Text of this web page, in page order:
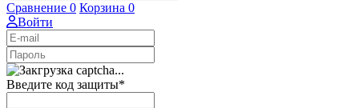
Сравнение 0 Корзина 0
Войти
Введите код защиты*